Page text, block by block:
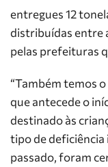
entregues 12
distribuídas entre
pelas prefeituras
“Também temos
que antecede o
destinado às
tipo de deficiência
passado, foram